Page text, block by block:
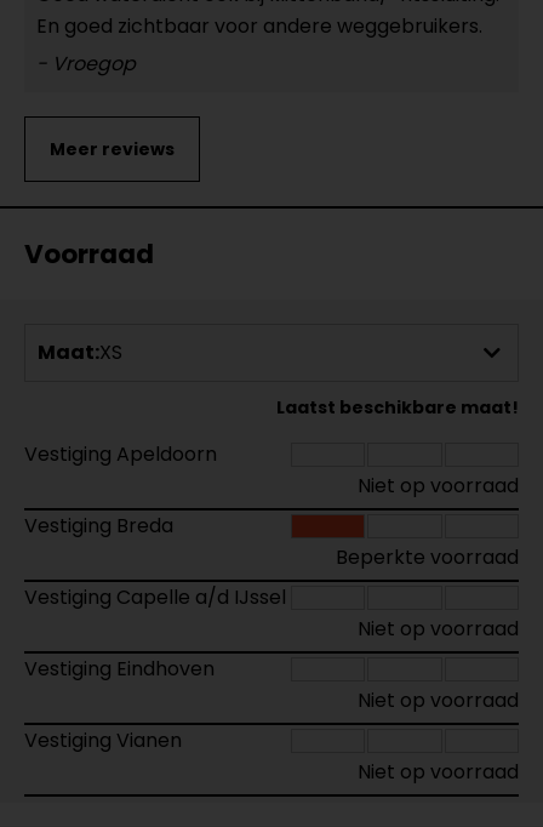
En goed zichtbaar voor andere weggebruikers.
- Vroegop
Voorraad
Maat:XS
Laatst beschikbare maat!
Vestiging Apeldoorn
Niet op voorraad
Vestiging Breda
Beperkte voorraad
Vestiging Capelle a/d IJssel
Niet op voorraad
Vestiging Eindhoven
Niet op voorraad
Vestiging Vianen
Niet op voorraad